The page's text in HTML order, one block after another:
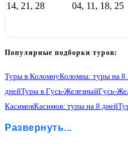
14, 21, 28 04, 11, 18, 25
Популярные подборки туров:
Туры в КоломнуКоломна: туры на 8
днейТуры в Гусь-ЖелезныйГусь-
КасимовКасимов: туры на 8 дней
Туры в ГороховецГороховец: туры
Развернуть...